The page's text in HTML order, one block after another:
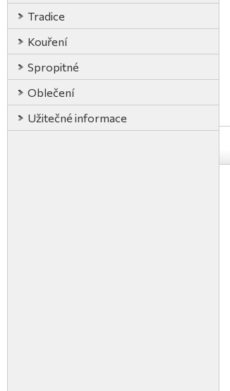
Tradice
Kouření
Spropitné
Oblečení
Užitečné informace